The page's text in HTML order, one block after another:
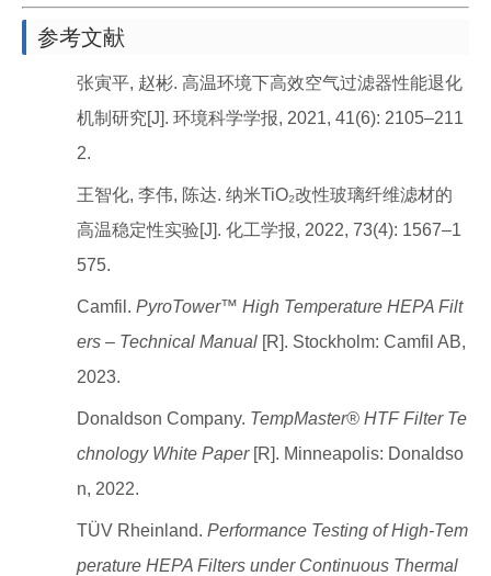
参考文献
张寅平, 赵彬. 高温环境下高效空气过滤器性能退化
机制研究[J]. 环境科学学报, 2021, 41(6): 2105–211
2.
王智化, 李伟, 陈达. 纳米TiO₂改性玻璃纤维滤材的
高温稳定性实验[J]. 化工学报, 2022, 73(4): 1567–1
575.
Camfil. PyroTower™ High Temperature HEPA Filt
ers – Technical Manual [R]. Stockholm: Camfil AB,
2023.
Donaldson Company. TempMaster® HTF Filter Te
chnology White Paper[R]. Minneapolis: Donaldso
n, 2022.
TÜV Rheinland. Performance Testing of High-Tem
perature HEPA Filters under Continuous Thermal